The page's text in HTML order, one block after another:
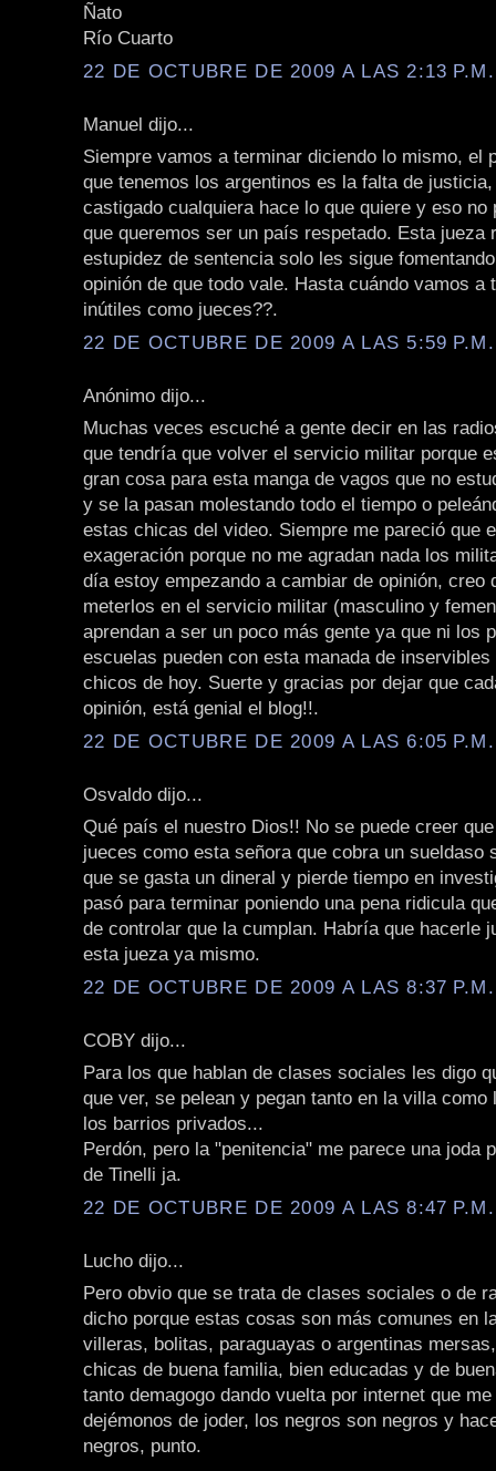
Ñato
Río Cuarto
22 DE OCTUBRE DE 2009 A LAS 2:13 P.M.
Manuel dijo...
Siempre vamos a terminar diciendo lo mismo, el
que tenemos los argentinos es la falta de
castigado cualquiera hace lo que quiere y eso no
que queremos ser un país respetado. Esta jueza
estupidez de sentencia solo les sigue
opinión de que todo vale. Hasta cuándo vamos a
inútiles como jueces??.
22 DE OCTUBRE DE 2009 A LAS 5:59 P.M.
Anónimo dijo...
Muchas veces escuché a gente decir en las
que tendría que volver el servicio militar porque
gran cosa para esta manga de vagos que no
y se la pasan molestando todo el tiempo o
estas chicas del video. Siempre me pareció que
exageración porque no me agradan nada los
día estoy empezando a cambiar de opinión, creo
meterlos en el servicio militar (masculino y
aprendan a ser un poco más gente ya que ni los
escuelas pueden con esta manada de
chicos de hoy. Suerte y gracias por dejar que
opinión, está genial el blog!!.
22 DE OCTUBRE DE 2009 A LAS 6:05 P.M.
Osvaldo dijo...
Qué país el nuestro Dios!! No se puede creer
jueces como esta señora que cobra un sueldaso
que se gasta un dineral y pierde tiempo en
pasó para terminar poniendo una pena ridicula
de controlar que la cumplan. Habría que hacerle
esta jueza ya mismo.
22 DE OCTUBRE DE 2009 A LAS 8:37 P.M.
COBY dijo...
Para los que hablan de clases sociales les digo
que ver, se pelean y pegan tanto en la villa como
los barrios privados...
Perdón, pero la "penitencia" me parece una joda
de Tinelli ja.
22 DE OCTUBRE DE 2009 A LAS 8:47 P.M.
Lucho dijo...
Pero obvio que se trata de clases sociales o de
dicho porque estas cosas son más comunes en
villeras, bolitas, paraguayas o argentinas
chicas de buena familia, bien educadas y de
tanto demagogo dando vuelta por internet que
dejémonos de joder, los negros son negros y
negros, punto.